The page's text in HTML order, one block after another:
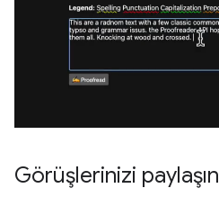
Görüşlerinizi paylaşın